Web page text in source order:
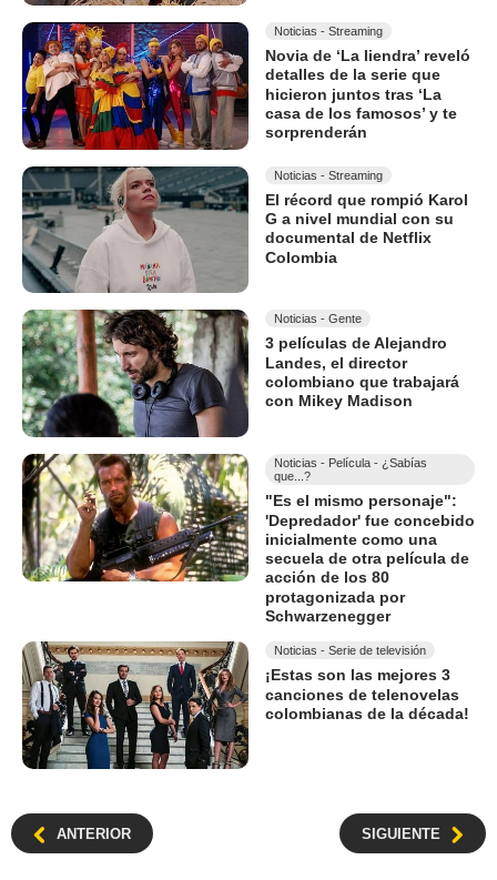
Noticias - Streaming
Novia de ‘La liendra’ reveló
detalles de la serie que
hicieron juntos tras ‘La
casa de los famosos’ y te
sorprenderán
Noticias - Streaming
El récord que rompió Karol
G a nivel mundial con su
documental de Netflix
Colombia
Noticias - Gente
3 películas de Alejandro
Landes, el director
colombiano que trabajará
con Mikey Madison
Noticias - Película - ¿Sabías
que...?
"Es el mismo personaje":
'Depredador' fue concebido
inicialmente como una
secuela de otra película de
acción de los 80
protagonizada por
Schwarzenegger
Noticias - Serie de televisión
¡Estas son las mejores 3
canciones de telenovelas
colombianas de la década!
ANTERIOR SIGUIENTE